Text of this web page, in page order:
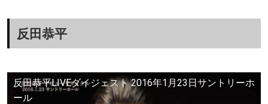
反田恭平
反田恭平LIVEダイジェスト 2016年1月23日サントリーホ
ール